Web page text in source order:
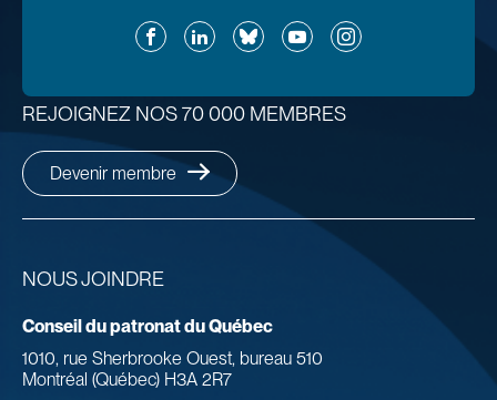
FacebookLinkedInBlueskyYouTubeInstagram
NOUS JOINDRE
Conseil du patronat du Québec
1010, rue Sherbrooke Ouest, bureau 510
Montréal (Québec) H3A 2R7
REJOIGNEZ NOS 70 000 MEMBRES
Devenir membre